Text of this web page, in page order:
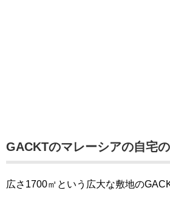
GACKTのマレーシアの自宅
広さ1700㎡という広大な敷地の